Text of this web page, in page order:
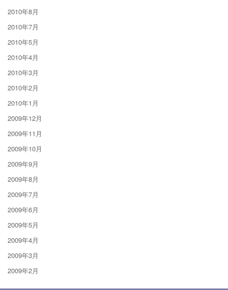
2010年8月
2010年7月
2010年5月
2010年4月
2010年3月
2010年2月
2010年1月
2009年12月
2009年11月
2009年10月
2009年9月
2009年8月
2009年7月
2009年6月
2009年5月
2009年4月
2009年3月
2009年2月